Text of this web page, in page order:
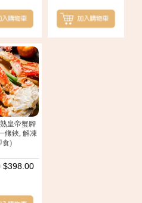
皇帝蟹腳
絛鋏, 解凍
食)
$398.00